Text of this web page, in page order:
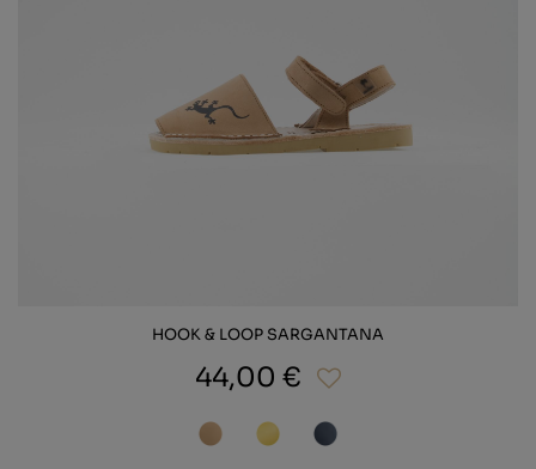
HOOK & LOOP SARGANTANA
44,00 €